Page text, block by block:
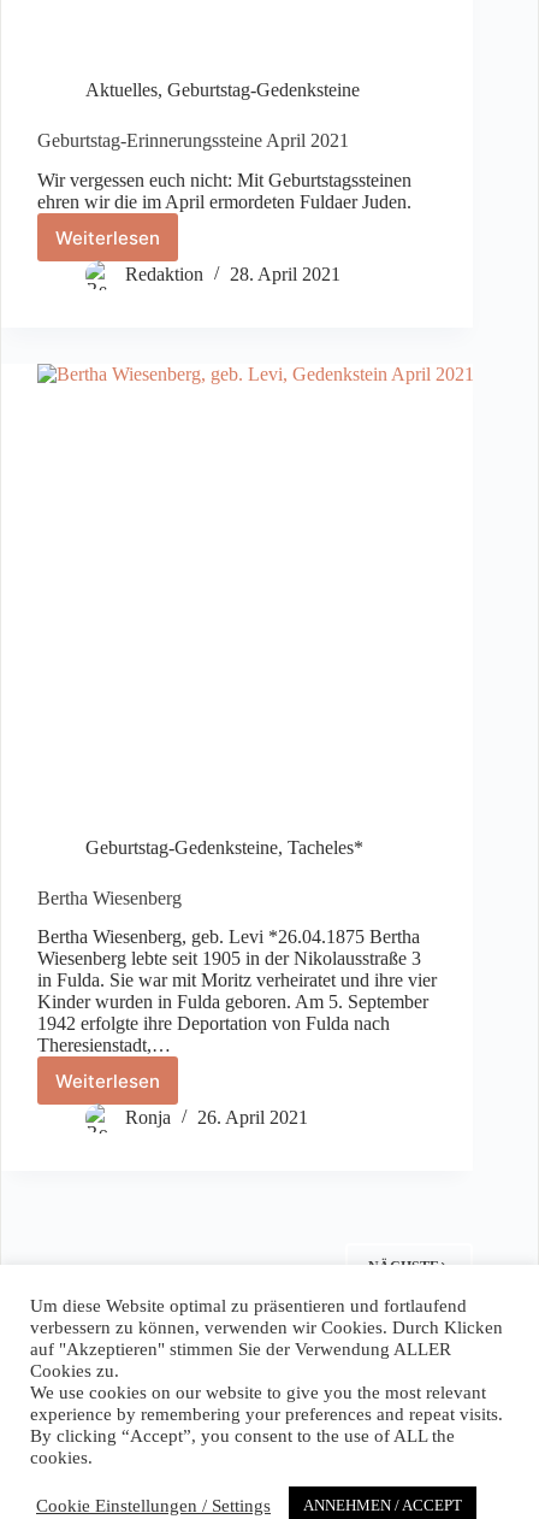
Aktuelles, Geburtstag-Gedenksteine
Geburtstag-Erinnerungssteine April 2021
Wir vergessen euch nicht: Mit Geburtstagssteinen
ehren wir die im April ermordeten Fuldaer Juden.
Weiterlesen
Geburtstag-
Erinnerungssteine
April
Redaktion 28. April 2021
Geburtstag-Gedenksteine, Tacheles*
Bertha Wiesenberg
Bertha Wiesenberg, geb. Levi *26.04.1875 Bertha
Wiesenberg lebte seit 1905 in der Nikolausstraße 3
in Fulda. Sie war mit Moritz verheiratet und ihre vier
Kinder wurden in Fulda geboren. Am 5. September
1942 erfolgte ihre Deportation von Fulda nach
Theresienstadt,…
Weiterlesen
Bertha
Wiesenberg
Ronja 26. April 2021
NÄCHSTE
Spenden / Donate
Wenn Sie unser Projekt unterstützen wollen, können Sie hier
einen Betrag Ihrer Wahl spenden. Vielen Dank!
If you want to support our project you can donate any amount
Um diese Website optimal zu präsentieren und fortlaufend
verbessern zu können, verwenden wir Cookies. Durch Klicken
auf "Akzeptieren" stimmen Sie der Verwendung ALLER
Cookies zu.
We use cookies on our website to give you the most relevant
experience by remembering your preferences and repeat visits.
By clicking “Accept”, you consent to the use of ALL the
cookies.
Cookie Einstellungen / Settings ANNEHMEN / ACCEPT